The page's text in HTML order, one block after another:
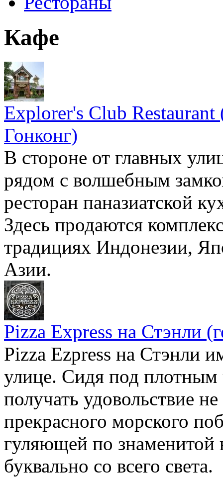
Кафе
Explorer's Club
Гонконг)
В стороне от главных
рядом с волшебным
ресторан паназиатской
Здесь продаются
традициях Индонезии,
Азии.
Pizza Express на Стэнли
Pizza Ezpress на Стэнли
улице. Сидя под
получать удовольствие
прекрасного морского
гуляющей по знаменитой
буквально со всего света.